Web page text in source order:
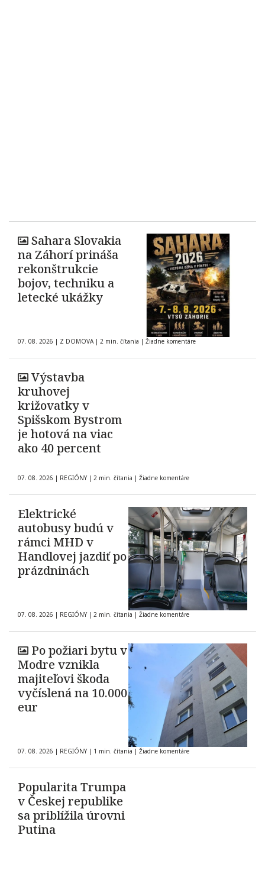
Sahara Slovakia
na Záhorí prináša
rekonštrukcie
bojov, techniku a
letecké ukážky
07. 08. 2026 | Z DOMOVA | 2 min. čítania | Žiadne komentáre
Výstavba
kruhovej
križovatky v
Spišskom Bystrom
je hotová na viac
ako 40 percent
07. 08. 2026 | REGIÓNY | 2 min. čítania | Žiadne komentáre
Elektrické
autobusy budú v
rámci MHD v
Handlovej jazdiť po
prázdninách
07. 08. 2026 | REGIÓNY | 2 min. čítania | Žiadne komentáre
Po požiari bytu v
Modre vznikla
majiteľovi škoda
vyčíslená na 10.000
eur
07. 08. 2026 | REGIÓNY | 1 min. čítania | Žiadne komentáre
Popularita Trumpa
v Českej republike
sa priblížila úrovni
Putina